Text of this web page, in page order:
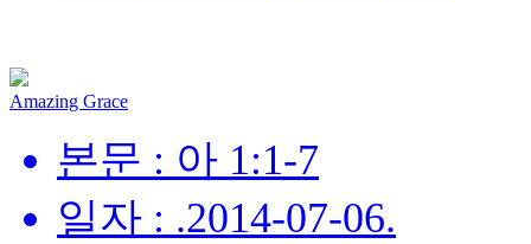
Amazing Grace
본문 : 아 1:1-7
일자 : .2014-07-06.